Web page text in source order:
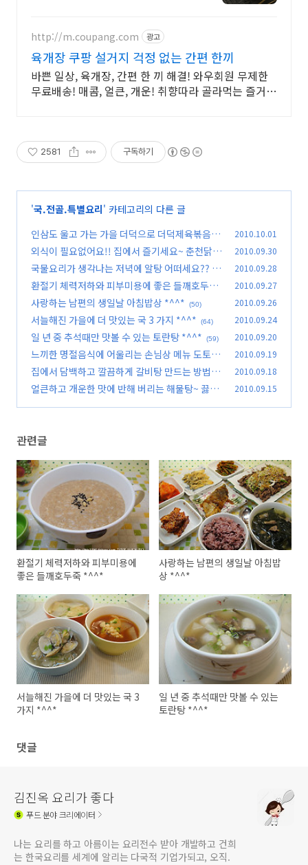
http://m.coupang.com 광고
육개장 쿠팡 설거지 걱정 없는 간편 한끼
바쁜 일상, 육개장, 간편 한 끼 해결! 와우회원 무제한
무료배송! 매콤, 얼큰, 개운! 취향따라 골라먹는 즐거
2581 구독하기
'국.전골.특별요리' 카테고리의 다른 글
인삼도 울고 가는 가을 더덕으로 더덕제육볶음 *
^^*
(79)
2010.10.01
외식이 필요없어요!! 집에서 즐기세요~ 춘천닭갈
비 *^^*
(121)
2010.09.30
국물요리가 생각나는 저녁에 알탕 어떠세요??
(3
7)
2010.09.28
환절기 체력저하와 피부미용에 좋은 들깨호두죽
*^^* (59)
2010.09.27
사랑하는 남편의 생일날 아침밥상 *^^* (50) 2010.09.26
서늘해진 가을에 더 맛있는 국 3 가지 *^^* (64) 2010.09.24
일 년 중 추석때만 맛볼 수 있는 토란탕 *^^* (59) 2010.09.20
느끼한 명절음식에 어울리는 손님상 메뉴 도토리
묵무침 *^^* (54)
2010.09.19
집에서 담백하고 깔끔하게 갈비탕 만드는 방법 *
^^* (64)
2010.09.18
얼큰하고 개운한 맛에 반해 버리는 해물탕~ 끓이
2010.09.15
관련글
환절기 체력저하와 피부미용에
좋은 들깨호두죽 *^^*
사랑하는 남편의 생일날 아침밥
상 *^^*
서늘해진 가을에 더 맛있는 국 3
가지 *^^*
일 년 중 추석때만 맛볼 수 있는
토란탕 *^^*
댓글
김진옥 요리가 좋다
푸드분야 크리에이터
나는 요리를 하고 아름이는 요리전수 받아 개발하고 건희
는 한국요리를 세계에 알리는 다국적 기업가되고, 오직.